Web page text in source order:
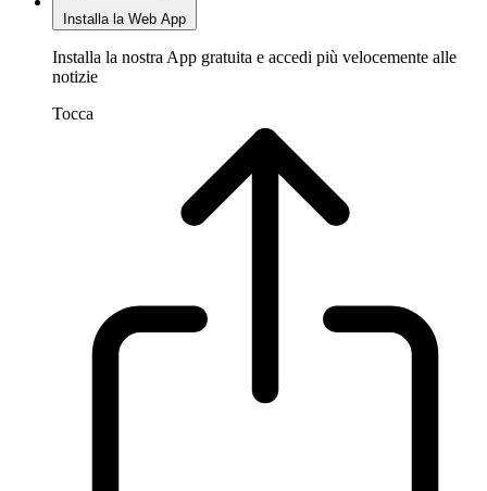
Installa la Web App
Installa la nostra App gratuita e accedi più velocemente alle
notizie
Tocca